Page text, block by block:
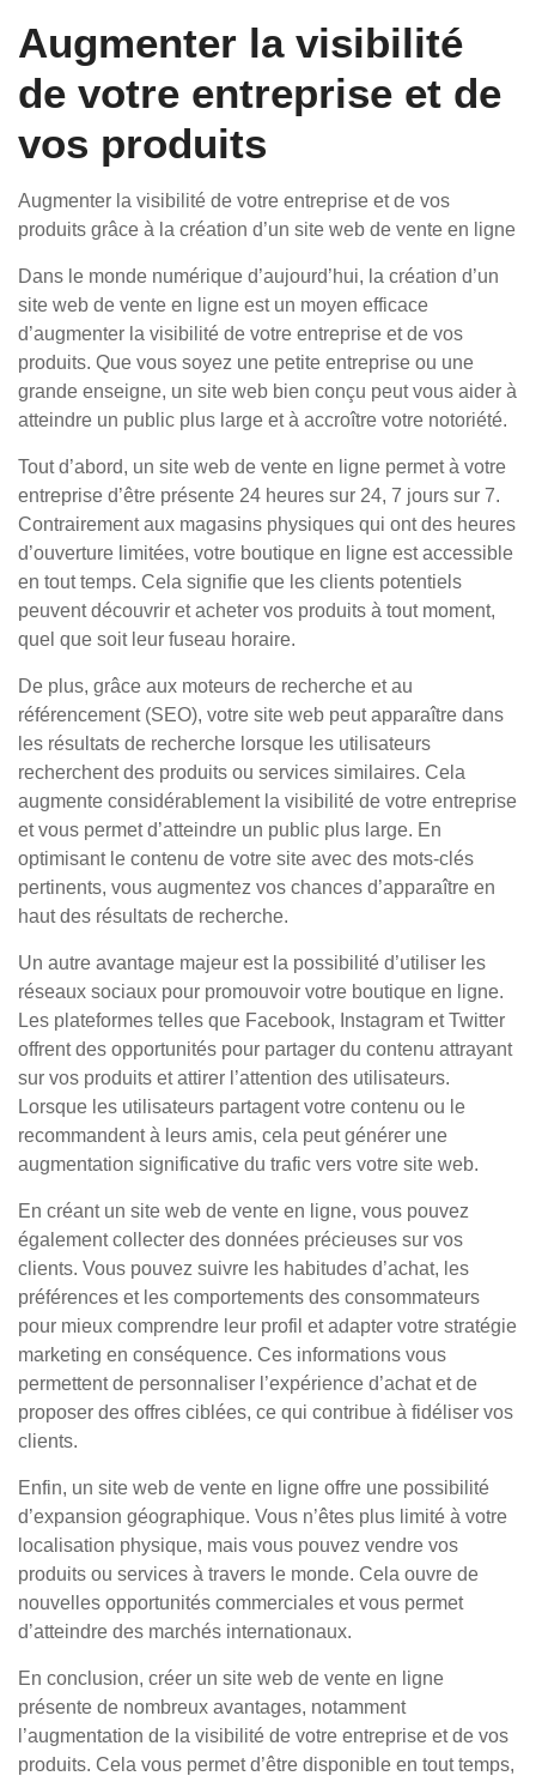
Augmenter la visibilité
de votre entreprise et de
vos produits
Augmenter la visibilité de votre entreprise et de vos
produits grâce à la création d’un site web de vente en ligne
Dans le monde numérique d’aujourd’hui, la création d’un
site web de vente en ligne est un moyen efficace
d’augmenter la visibilité de votre entreprise et de vos
produits. Que vous soyez une petite entreprise ou une
grande enseigne, un site web bien conçu peut vous aider à
atteindre un public plus large et à accroître votre notoriété.
Tout d’abord, un site web de vente en ligne permet à votre
entreprise d’être présente 24 heures sur 24, 7 jours sur 7.
Contrairement aux magasins physiques qui ont des heures
d’ouverture limitées, votre boutique en ligne est accessible
en tout temps. Cela signifie que les clients potentiels
peuvent découvrir et acheter vos produits à tout moment,
quel que soit leur fuseau horaire.
De plus, grâce aux moteurs de recherche et au
référencement (SEO), votre site web peut apparaître dans
les résultats de recherche lorsque les utilisateurs
recherchent des produits ou services similaires. Cela
augmente considérablement la visibilité de votre entreprise
et vous permet d’atteindre un public plus large. En
optimisant le contenu de votre site avec des mots-clés
pertinents, vous augmentez vos chances d’apparaître en
haut des résultats de recherche.
Un autre avantage majeur est la possibilité d’utiliser les
réseaux sociaux pour promouvoir votre boutique en ligne.
Les plateformes telles que Facebook, Instagram et Twitter
offrent des opportunités pour partager du contenu attrayant
sur vos produits et attirer l’attention des utilisateurs.
Lorsque les utilisateurs partagent votre contenu ou le
recommandent à leurs amis, cela peut générer une
augmentation significative du trafic vers votre site web.
En créant un site web de vente en ligne, vous pouvez
également collecter des données précieuses sur vos
clients. Vous pouvez suivre les habitudes d’achat, les
préférences et les comportements des consommateurs
pour mieux comprendre leur profil et adapter votre stratégie
marketing en conséquence. Ces informations vous
permettent de personnaliser l’expérience d’achat et de
proposer des offres ciblées, ce qui contribue à fidéliser vos
clients.
Enfin, un site web de vente en ligne offre une possibilité
d’expansion géographique. Vous n’êtes plus limité à votre
localisation physique, mais vous pouvez vendre vos
produits ou services à travers le monde. Cela ouvre de
nouvelles opportunités commerciales et vous permet
d’atteindre des marchés internationaux.
En conclusion, créer un site web de vente en ligne
présente de nombreux avantages, notamment
l’augmentation de la visibilité de votre entreprise et de vos
produits. Cela vous permet d’être disponible en tout temps,